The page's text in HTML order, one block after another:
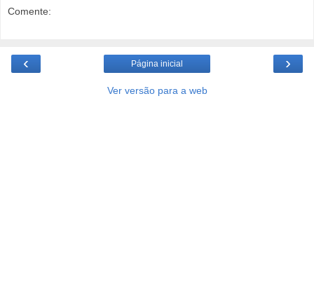
Comente:
‹ ›
Página inicial
Ver versão para a web